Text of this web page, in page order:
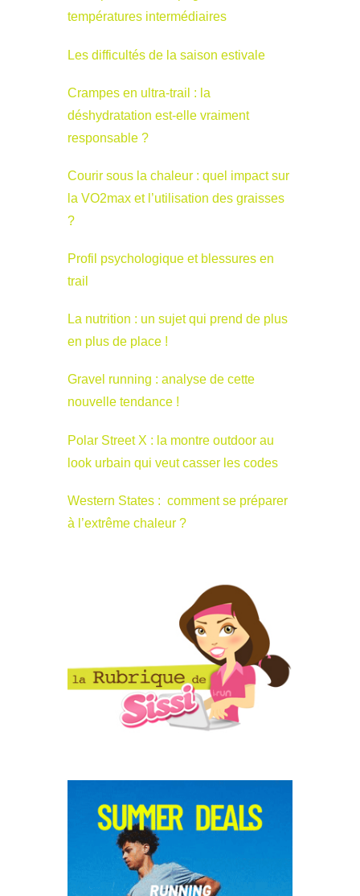
températures intermédiaires
Les difficultés de la saison estivale
Crampes en ultra-trail : la
déshydratation est-elle vraiment
responsable ?
Courir sous la chaleur : quel impact sur
la VO2max et l’utilisation des graisses
?
Profil psychologique et blessures en
trail
La nutrition : un sujet qui prend de plus
en plus de place !
Gravel running : analyse de cette
nouvelle tendance !
Polar Street X : la montre outdoor au
look urbain qui veut casser les codes
Western States : comment se préparer
à l’extrême chaleur ?